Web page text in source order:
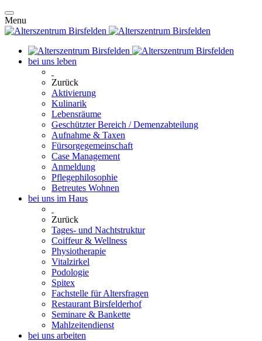
Menu
bei uns leben
Zurück
Aktivierung
Kulinarik
Lebensräume
Geschützter Bereich / Demenzabteilung
Aufnahme & Taxen
Fürsorgegemeinschaft
Case Management
Anmeldung
Pflegephilosophie
Betreutes Wohnen
bei uns im Haus
Zurück
Tages- und Nachtstruktur
Coiffeur & Wellness
Physiotherapie
Vitalzirkel
Podologie
Spitex
Fachstelle für Altersfragen
Restaurant Birsfelderhof
Seminare & Bankette
Mahlzeitendienst
bei uns arbeiten